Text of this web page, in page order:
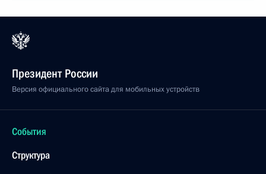
Президент России
Версия официального сайта для мобильных устройств
События
Структура